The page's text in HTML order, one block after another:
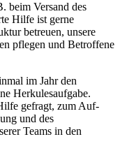
beim Versand des
Hilfe ist gerne
betreuen, unsere
pflegen und Betroffene
im Jahr den
Herkulesaufgabe.
gefragt, zum Auf-
und des
Teams in den